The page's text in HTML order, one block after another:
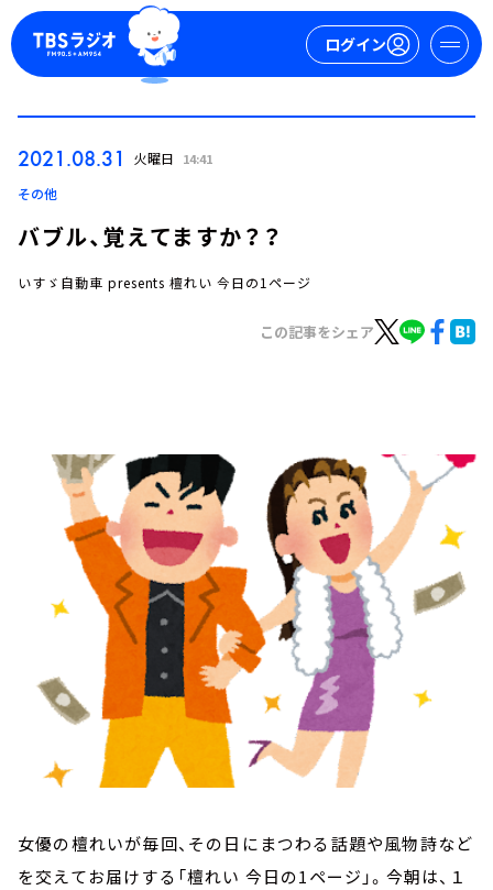
ログイン
トピックス
TBS Podcast
お知らせ
イベント・グッズ
YouTube
会社情報
2021.08.31 火曜日 14:41
その他
バブル、覚えてますか？？
いすゞ自動車 presents 檀れい 今日の1ページ
この記事をシェア
女優の檀れいが毎回、その日にまつわる話題や風物詩など
を交えてお届けする「檀れい 今日の1ページ」。今朝は、１